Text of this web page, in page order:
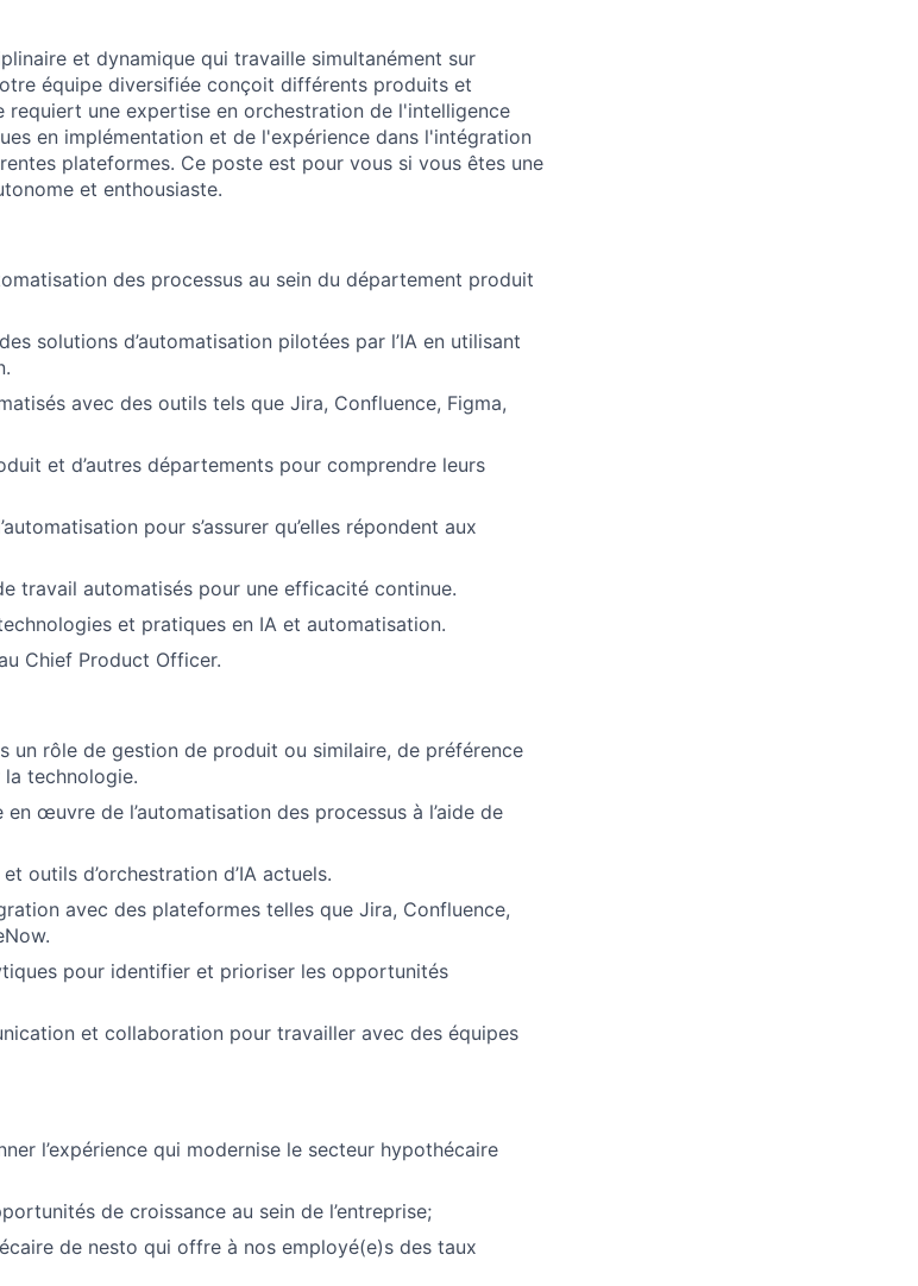
et dynamique qui travaille simultanément sur
équipe diversifiée conçoit différents produits et
requiert une expertise en orchestration de l'intelligence
en implémentation et de l'expérience dans l'intégration
plateformes. Ce poste est pour vous si vous êtes une
et enthousiaste.
des processus au sein du département produit
solutions d’automatisation pilotées par l’IA en utilisant
avec des outils tels que Jira, Confluence, Figma,
et d’autres départements pour comprendre leurs
pour s’assurer qu’elles répondent aux
travail automatisés pour une efficacité continue.
et pratiques en IA et automatisation.
Chief Product Officer.
un rôle de gestion de produit ou similaire, de préférence
la technologie.
œuvre de l’automatisation des processus à l’aide de
outils d’orchestration d’IA actuels.
avec des plateformes telles que Jira, Confluence,
pour identifier et prioriser les opportunités
et collaboration pour travailler avec des équipes
l’expérience qui modernise le secteur hypothécaire
de croissance au sein de l’entreprise;
de nesto qui offre à nos employé(e)s des taux